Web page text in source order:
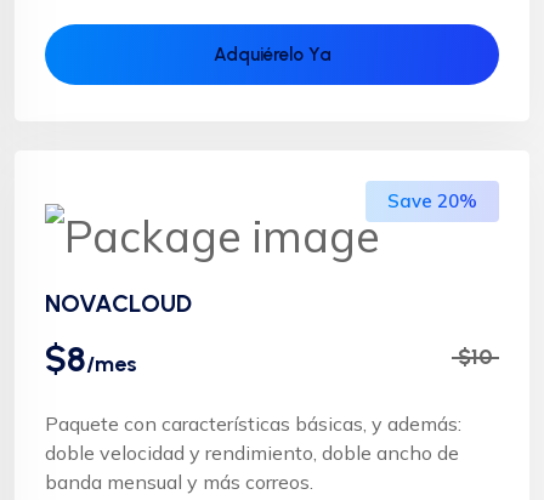
Adquiérelo Ya
Save 20%
NOVACLOUD
$8/mes $10
Paquete con características básicas, y además:
doble velocidad y rendimiento, doble ancho de
banda mensual y más correos.